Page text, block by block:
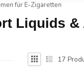
für E-Zigaretten
Liquids &
17